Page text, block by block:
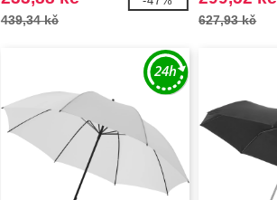
439,34 kč 627,93 kč